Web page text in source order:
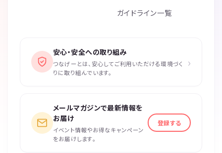
ガイドライン一覧
安心・安全への取り組み
つなげーとは、安心してご利用いただける環境づく
りに取り組んでいます。
›
メールマガジンで最新情報を
お届け
イベント情報やお得なキャンペーン
をお届けします。
登録する